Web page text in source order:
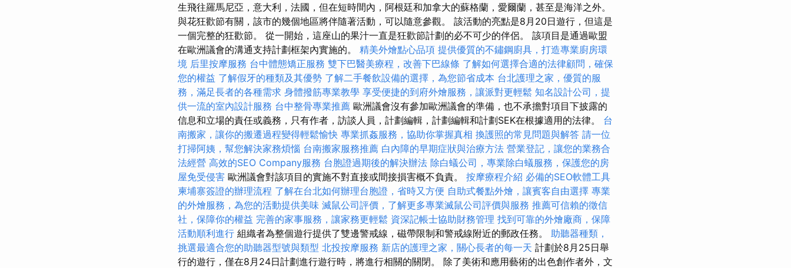
生飛往羅馬尼亞，意大利，法國，但在短時間內，阿根廷和加拿大的蘇格蘭，愛爾蘭，甚至是海洋之外。
與花狂歡節有關，該市的幾個地區將伴隨著活動，可以隨意參觀。 該活動的亮點是8月20日遊行，但這是
一個完整的狂歡節。 從一開始，這座山的果汁一直是狂歡節計劃的必不可少的伴侶。 該項目是通過歐盟
在歐洲議會的溝通支持計劃框架內實施的。 精美外燴點心品項 提供優質的不鏽鋼廚具，打造專業廚房環
境 后里按摩服務 台中體態矯正服務 雙下巴醫美療程，改善下巴線條 了解如何選擇合適的法律顧問，確保
您的權益 了解假牙的種類及其優勢 了解二手餐飲設備的選擇，為您節省成本 台北護理之家，優質的服
務，滿足長者的各種需求 身體撥筋專業教學 享受便捷的到府外燴服務，讓派對更輕鬆 知名設計公司，提
供一流的室內設計服務 台中整骨專業推薦 歐洲議會沒有參加歐洲議會的準備，也不承擔對項目下披露的
信息和立場的責任或義務，只有作者，訪談人員，計劃編輯，計劃編輯和計劃SEK在根據適用的法律。 台
南搬家，讓你的搬遷過程變得輕鬆愉快 專業抓姦服務，協助你掌握真相 換護照的常見問題與解答 請一位
打掃阿姨，幫您解決家務煩惱 台南搬家服務推薦 白內障的早期症狀與治療方法 營業登記，讓您的業務合
法經營 高效的SEO Company服務 台胞證過期後的解決辦法 除白蟻公司，專業除白蟻服務，保護您的房
屋免受侵害 歐洲議會對該項目的實施不對直接或間接損害概不負責。 按摩療程介紹 必備的SEO軟體工具
柬埔寨簽證的辦理流程 了解在台北如何辦理台胞證，省時又方便 自助式餐點外燴，讓賓客自由選擇 專業
的外燴服務，為您的活動提供美味 滅鼠公司評價，了解更多專業滅鼠公司評價與服務 推薦可信賴的徵信
社，保障你的權益 完善的家事服務，讓家務更輕鬆 資深記帳士協助財務管理 找到可靠的外燴廠商，保障
活動順利進行 組織者為整個遊行提供了雙邊警戒線，磁帶限制和警戒線附近的郵政任務。 助聽器種類，
挑選最適合您的助聽器型號與類型 北投按摩服務 新店的護理之家，關心長者的每一天 計劃於8月25日舉
行的遊行，僅在8月24日計劃進行遊行時，將進行相關的關閉。 除了美術和應用藝術的出色創作者外，文